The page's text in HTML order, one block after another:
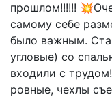
прошлом!!!!!!
самому себе
было важным.
угловые) со
входили с
ровные, чехлы